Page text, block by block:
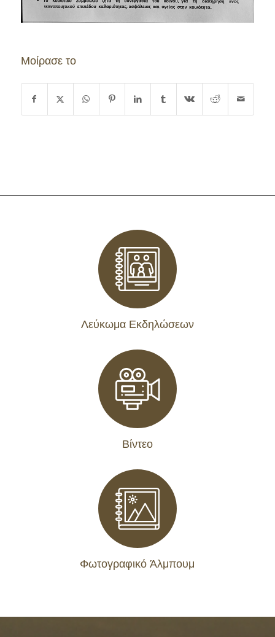
Μοίρασε το
Λεύκωμα Εκδηλώσεων
Βίντεο
Φωτογραφικό Άλμπουμ